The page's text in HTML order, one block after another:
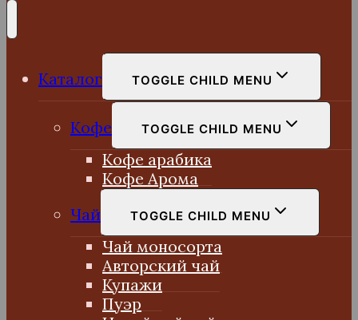
Каталог TOGGLE CHILD MENU
Кофе TOGGLE CHILD MENU
Кофе арабика
Кофе Арома
Чай
TOGGLE CHILD MENU
Чай моносорта
Авторский чай
Купажи
Пуэр